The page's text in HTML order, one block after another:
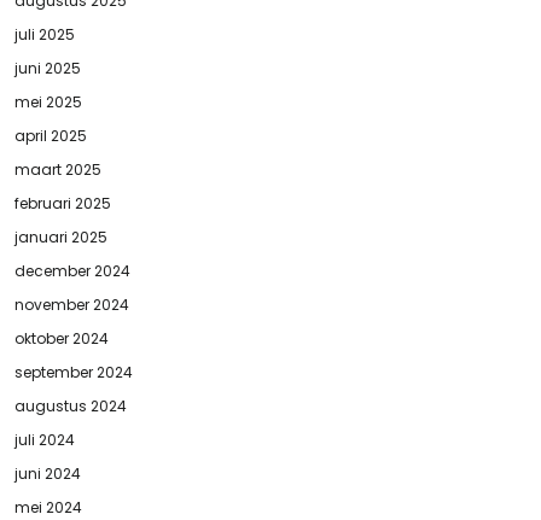
juli 2025
juni 2025
mei 2025
april 2025
maart 2025
februari 2025
januari 2025
december 2024
november 2024
oktober 2024
september 2024
augustus 2024
juli 2024
juni 2024
mei 2024